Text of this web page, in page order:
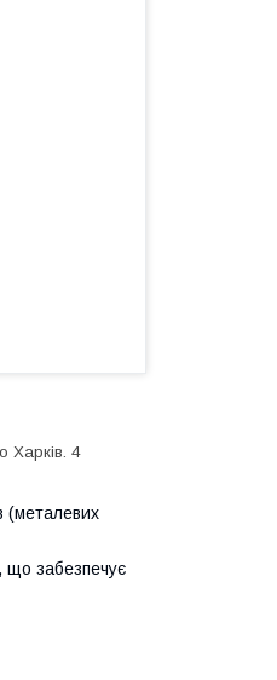
Харків. 4
(металевих
забезпечує